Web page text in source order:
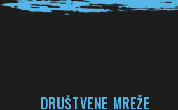
DRUŠTVENE MREŽE